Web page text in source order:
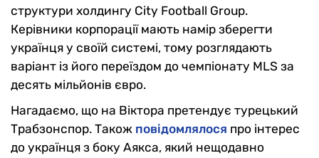
структури холдингу City Football Group.
Керівники корпорації мають намір зберегти
українця у своїй системі, тому розглядають
варіант із його переїздом до чемпіонату MLS за
десять мільйонів євро.
Нагадаємо, що на Віктора претендує турецький
Трабзонспор. Також повідомлялося про інтерес
до українця з боку Аякса, який нещодавно